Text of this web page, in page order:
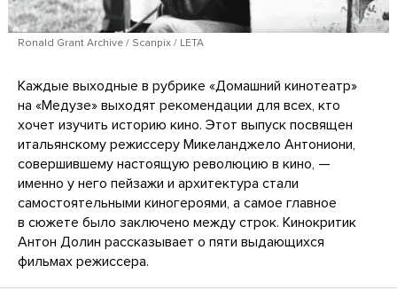
Ronald Grant Archive / Scanpix / LETA
Каждые выходные в рубрике «Домашний кинотеатр»
на «Медузе» выходят рекомендации для всех, кто
хочет изучить историю кино. Этот выпуск посвящен
итальянскому режиссеру Микеланджело Антониони,
совершившему настоящую революцию в кино, —
именно у него пейзажи и архитектура стали
самостоятельными киногероями, а самое главное
в сюжете было заключено между строк. Кинокритик
Антон Долин рассказывает о пяти выдающихся
фильмах режиссера.